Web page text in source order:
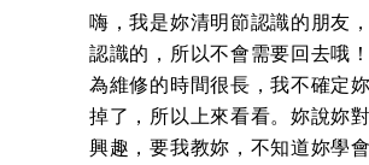
嗨，我是妳清明節認識的朋友
認識的，所以不會需要回去哦
為維修的時間很長，我不確定
掉了，所以上來看看。妳說妳
興趣，要我教妳，不知道妳學